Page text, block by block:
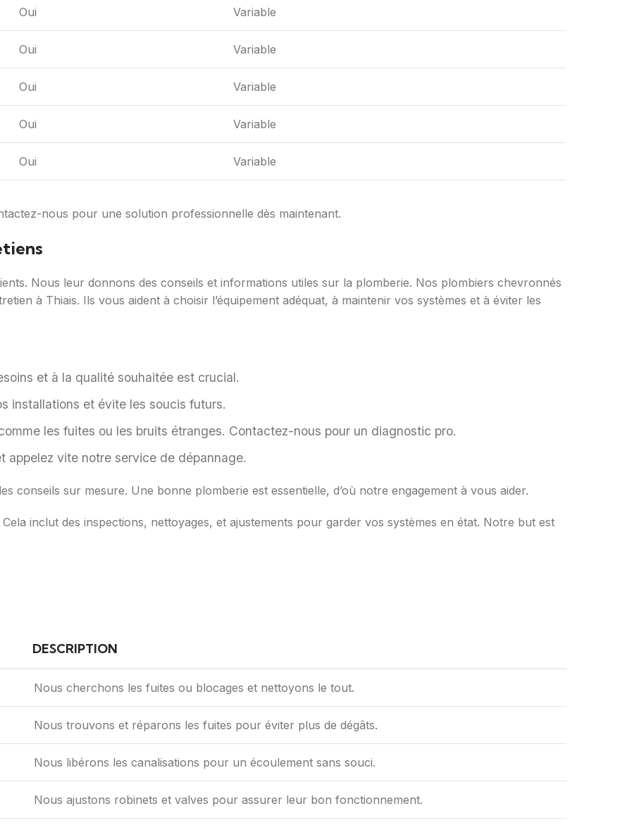
Oui Variable
Oui Variable
Oui Variable
Oui Variable
Oui Variable
nous pour une solution professionnelle dès maintenant.
Nous leur donnons des conseils et informations utiles sur la plomberie. Nos plombiers chevronnés
à Thiais. Ils vous aident à choisir l’équipement adéquat, à maintenir vos systèmes et à éviter les
et à la qualité souhaitée est crucial.
installations et évite les soucis futurs.
les fuites ou les bruits étranges. Contactez-nous pour un diagnostic pro.
appelez vite notre service de dépannage.
conseils sur mesure. Une bonne plomberie est essentielle, d’où notre engagement à vous aider.
inclut des inspections, nettoyages, et ajustements pour garder vos systèmes en état. Notre but est
DESCRIPTION
Nous cherchons les fuites ou blocages et nettoyons le tout.
Nous trouvons et réparons les fuites pour éviter plus de dégâts.
Nous libérons les canalisations pour un écoulement sans souci.
Nous ajustons robinets et valves pour assurer leur bon fonctionnement.